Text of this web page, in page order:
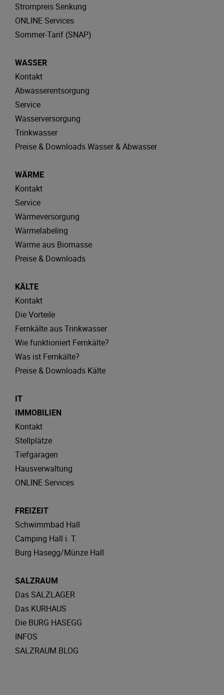
Strompreis Senkung
ONLINE Services
Sommer-Tarif (SNAP)
WASSER
Kontakt
Abwasserentsorgung
Service
Wasserversorgung
Trinkwasser
Preise & Downloads Wasser & Abwasser
WÄRME
Kontakt
Service
Wärmeversorgung
Wärmelabeling
Wärme aus Biomasse
Preise & Downloads
KÄLTE
Kontakt
Die Vorteile
Fernkälte aus Trinkwasser
Wie funktioniert Fernkälte?
Was ist Fernkälte?
Preise & Downloads Kälte
IT
IMMOBILIEN
Kontakt
Stellplätze
Tiefgaragen
Hausverwaltung
ONLINE Services
FREIZEIT
Schwimmbad Hall
Camping Hall i. T.
Burg Hasegg/Münze Hall
SALZRAUM
Das SALZLAGER
Das KURHAUS
Die BURG HASEGG
INFOS
SALZRAUM.BLOG